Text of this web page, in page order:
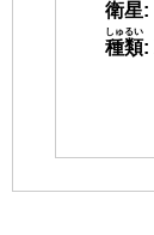
衛星:
種類
しゅるい
: